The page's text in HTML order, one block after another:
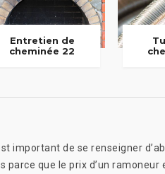
Entretien de
cheminée 22
important de se renseigner
que le prix d’un